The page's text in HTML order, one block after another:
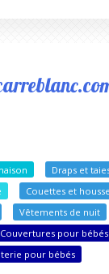
Draps et
Couettes et
Vêtements de nuit
Couvertures pour bébés
pour bébés